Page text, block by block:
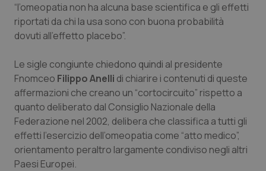
Liguria
Marche
Molise
Piemonte
Disturbi dell’umore
Donna & Salute
Epatiti
HIV
“l’omeopatia non ha alcuna base scientifica e gli effetti
riportati da chi la usa sono con buona probabilità
dovuti all’effetto placebo”.
Le sigle congiunte chiedono quindi al presidente
Fnomceo Filippo Anelli di chiarire i contenuti di queste
affermazioni che creano un “cortocircuito” rispetto a
quanto deliberato dal Consiglio Nazionale della
Federazione nel 2002, delibera che classifica a tutti gli
effetti l’esercizio dell’omeopatia come “atto medico”,
orientamento peraltro largamente condiviso negli altri
Paesi Europei.